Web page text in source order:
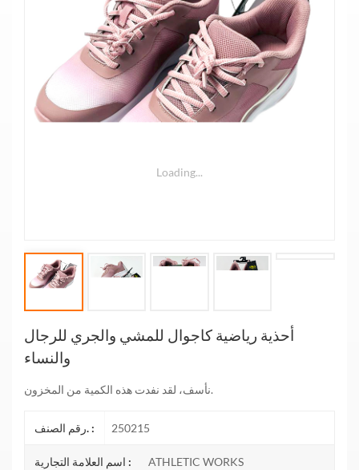
Loading...
أحذية رياضية كاجوال للمشي والجري للرجال
والنساء
نأسف، لقد نفدت هذه الكمية من المخزون.
رقم الصنف. : 250215
اسم العلامة التجارية : ATHLETIC WORKS